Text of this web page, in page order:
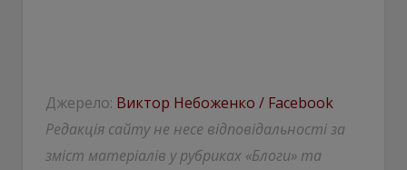
Джерело: Виктор Небоженко / Facebook
Редакція сайту не несе відповідальності за
зміст матеріалів у рубриках «Блоги» та